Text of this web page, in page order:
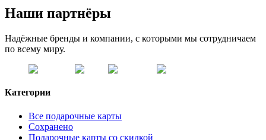
Наши партнёры
Надёжные бренды и компании, с которыми мы сотрудничаем
по всему миру.
Категории
Все подарочные карты
Сохранено
Подарочные карты со скидкой